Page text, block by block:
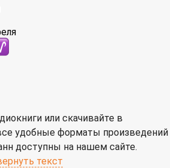
или скачивайте в
удобные форматы произведений
доступны на нашем сайте.
текст